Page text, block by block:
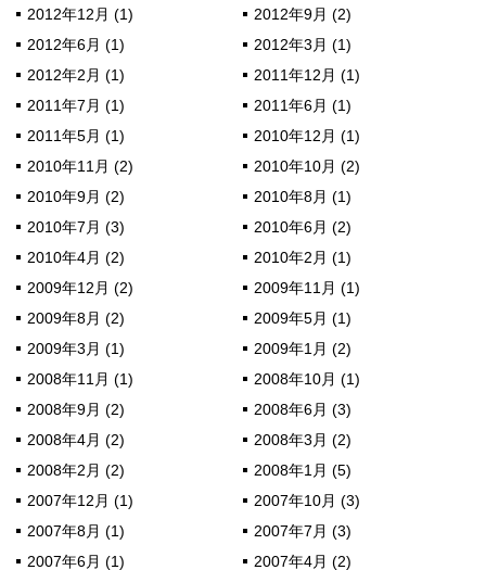
2012年12月 (1)
2012年9月 (2)
2012年6月 (1)
2012年3月 (1)
2012年2月 (1)
2011年12月 (1)
2011年7月 (1)
2011年6月 (1)
2011年5月 (1)
2010年12月 (1)
2010年11月 (2)
2010年10月 (2)
2010年9月 (2)
2010年8月 (1)
2010年7月 (3)
2010年6月 (2)
2010年4月 (2)
2010年2月 (1)
2009年12月 (2)
2009年11月 (1)
2009年8月 (2)
2009年5月 (1)
2009年3月 (1)
2009年1月 (2)
2008年11月 (1)
2008年10月 (1)
2008年9月 (2)
2008年6月 (3)
2008年4月 (2)
2008年3月 (2)
2008年2月 (2)
2008年1月 (5)
2007年12月 (1)
2007年10月 (3)
2007年8月 (1)
2007年7月 (3)
2007年6月 (1)
2007年4月 (2)